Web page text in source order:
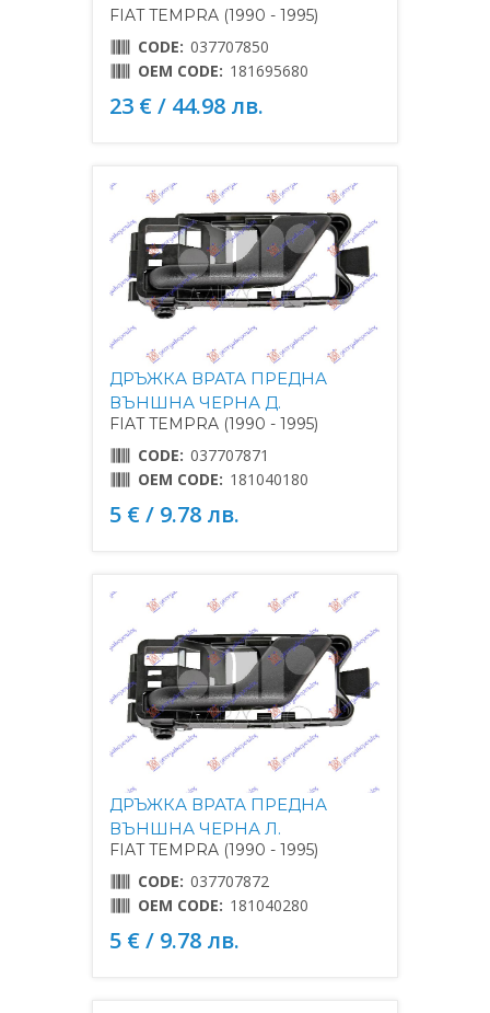
FIAT TEMPRA (1990 - 1995)
CODE: 037707850
OEM CODE: 181695680
23 € / 44.98 лв.
ДРЪЖКА ВРАТА ПРЕДНА
ВЪНШНА ЧЕРНА Д.
FIAT TEMPRA (1990 - 1995)
CODE: 037707871
OEM CODE: 181040180
5 € / 9.78 лв.
ДРЪЖКА ВРАТА ПРЕДНА
ВЪНШНА ЧЕРНА Л.
FIAT TEMPRA (1990 - 1995)
CODE: 037707872
OEM CODE: 181040280
5 € / 9.78 лв.